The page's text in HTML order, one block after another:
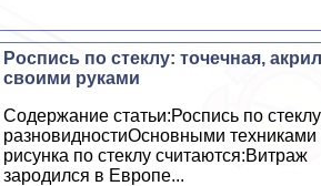
Роспись по стеклу: точечная,
своими руками
Содержание статьи:Роспись по
разновидностиОсновными техниками
рисунка по стеклу считаются:Витраж
зародился в Европе...